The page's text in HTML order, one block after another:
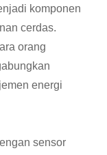
komponen
cerdas.
orang
energi
sensor